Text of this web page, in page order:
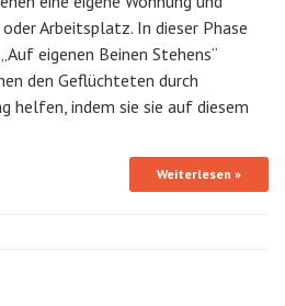
Arbeitsplatz. In dieser Phase
eigenen Beinen Stehens“
den Geflüchteten durch
helfen, indem sie sie auf diesem
Weiterlesen »